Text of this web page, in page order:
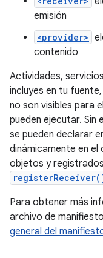
emisión
<provider>
contenido
Actividades,
incluyes en tu
no son visibles para
pueden ejecutar.
se pueden declarar
dinámicamente en
objetos y
Para obtener más
archivo de
general del